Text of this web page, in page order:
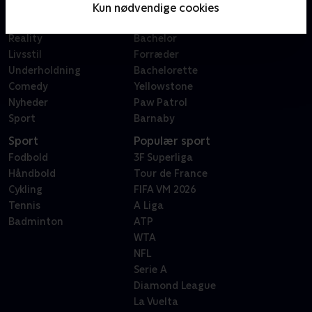
Kun nødvendige cookies
Reality
Livsstil
Underholdning
Comedy
Nyheder
Sport
Sygeplejeskolen
Bachelor
Forræder
Bachelorette
Yellowstone
Paw Patrol
Barnaby
Sport
Fodbold
Håndbold
Cykling
Tennis
Badminton
Populær sport
3F Superliga
Tour de France
FIFA VM 2026
A Liga
ATP
WTA
NFL
Serie A
Diamond League
La Vuelta